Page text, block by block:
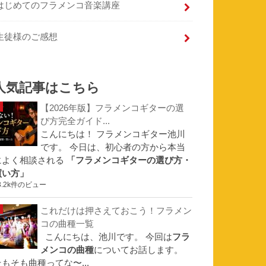
じめてのフラメンコ音楽講座
徒様のご感想
気記事はこちら
【2026年版】フラメンコギターの選
び方完全ガイド...
こんにちは！ フラメンコギター池川
です。 今日は、初心者の方から本当
よく相談される
「フラメンコギターの選び方・
方」
件のビュー
これだけは押さえておこう！フラメン
コの曲種一覧
こんにちは、池川です。 今回はフラ
メンコの曲種についてお話します。
もそも曲種ってな〜...